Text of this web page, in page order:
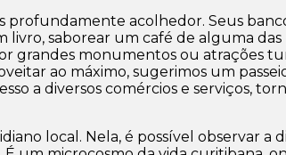
acolhedor. Seus
saborear um café de alguma
grandes monumentos ou atrações
ao máximo, sugerimos um
a diversos comércios e serviços,
local. Nela, é possível observar